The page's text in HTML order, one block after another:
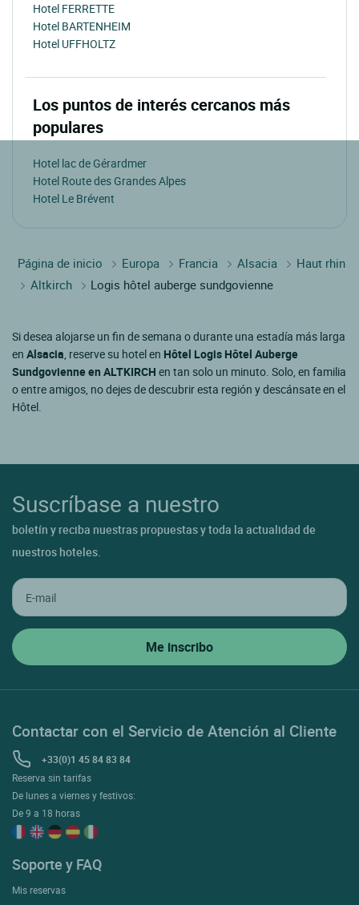
Hotel FERRETTE
Hotel BARTENHEIM
Hotel UFFHOLTZ
Los puntos de interés cercanos más
populares
Hotel lac de Gérardmer
Hotel Route des Grandes Alpes
Hotel Le Brévent
Página de inicio Europa Francia Alsacia
Haut rhin
Altkirch
Logis hôtel auberge sundgovienne
Si desea alojarse un fin de semana o durante una estadía más larga
en Alsacia, reserve su hotel en Hôtel Logis Hôtel Auberge
Sundgovienne en ALTKIRCH en tan solo un minuto. Solo, en familia
o entre amigos, no dejes de descubrir esta región y descánsate en el
Hôtel.
Suscríbase a nuestro
boletín y reciba nuestras propuestas y toda la actualidad de
nuestros hoteles.
Contactar con el Servicio de Atención al Cliente
+33(0)1 45 84 83 84
Reserva sin tarifas
De lunes a viernes y festivos:
De 9 a 18 horas
Soporte y FAQ
Mis reservas